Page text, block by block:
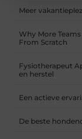
Meer
Why More
From Scratch
Fysiotherapeut
en herstel
Een actieve
De beste